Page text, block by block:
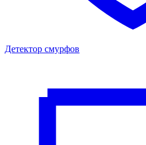
Детектор смурфов